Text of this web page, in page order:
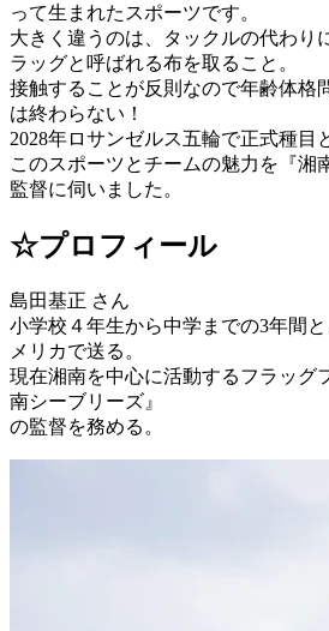
って生まれたスポーツです。
大きく違うのは、タックルの代わり
ラッグと呼ばれる布を取ること。
接触することが反則なので年齢体
は終わらない！
2028年ロサンゼルス五輪で正式種目
このスポーツとチームの魅力を『湘
監督に伺いました。
☆プロフィール
島田基正 さん
小学校４年生から中学までの3年間
メリカで送る。
現在湘南を中心に活動するフラッグ
南シーブリーズ』
の監督を務める。